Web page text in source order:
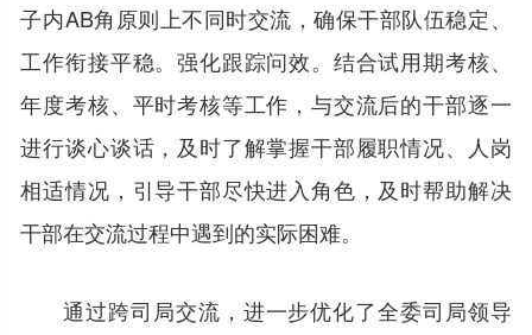
子内AB角原则上不同时交流，确保干部队伍稳定、
工作衔接平稳。强化跟踪问效。结合试用期考核、
年度考核、平时考核等工作，与交流后的干部逐一
进行谈心谈话，及时了解掌握干部履职情况、人岗
相适情况，引导干部尽快进入角色，及时帮助解决
干部在交流过程中遇到的实际困难。
通过跨司局交流，进一步优化了全委司局领导